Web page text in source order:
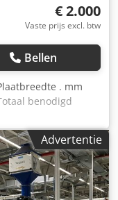
€ 2.000
Vaste prijs excl. btw
Bellen
. mm
benodigd
ton Chedpfxjucgvaj
Advertentie